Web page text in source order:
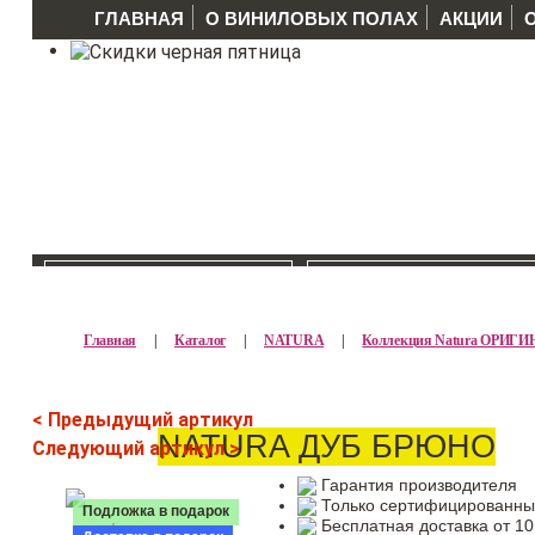
ГЛАВНАЯ О ВИНИЛОВЫХ ПОЛАХ АКЦИИ
Главная | Каталог | NATURA | Коллекция Natura
< Предыдущий артикул
Следующий артикул >NATURA ДУБ БРЮНО
Подложка в подарок
Гарантия производителя
Только
Бесплатная доставка от